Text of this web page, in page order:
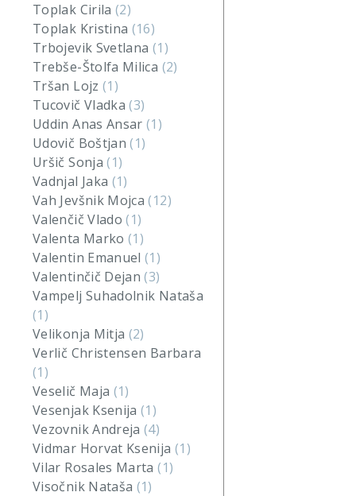
Toplak Cirila(2)
Toplak Kristina (16)
Trbojevik Svetlana (1)
Trebše-Štolfa Milica (2)
Tršan Lojz (1)
Tucovič Vladka(3)
Uddin Anas Ansar(1)
Udovič Boštjan(1)
Uršič Sonja(1)
Vadnjal Jaka (1)
Vah Jevšnik Mojca(12)
Valenčič Vlado(1)
Valenta Marko(1)
Valentin Emanuel(1)
Valentinčič Dejan(3)
Vampelj Suhadolnik Nataša
(1)
Velikonja Mitja (2)
Verlič Christensen Barbara
(1)
Veselič Maja (1)
Vesenjak Ksenija(1)
Vezovnik Andreja(4)
Vidmar Horvat Ksenija (1)
Vilar Rosales Marta(1)
Visočnik Nataša (1)